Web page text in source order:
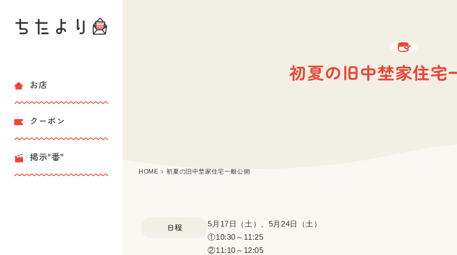
お店
クーポン
掲示"番"
初夏の旧中埜家住宅
HOME 初夏の旧中埜家住宅一般公開
日程
5月17日（土）、5月24日（土）
①10:30～11:25
②11:10～12:05